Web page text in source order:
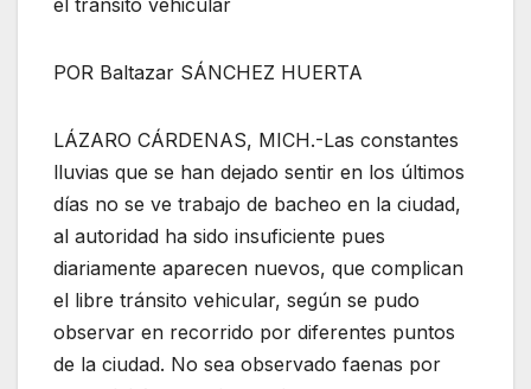
el tránsito vehicular
POR Baltazar SÁNCHEZ HUERTA
LÁZARO CÁRDENAS, MICH.-Las constantes
lluvias que se han dejado sentir en los últimos
días no se ve trabajo de bacheo en la ciudad,
al autoridad ha sido insuficiente pues
diariamente aparecen nuevos, que complican
el libre tránsito vehicular, según se pudo
observar en recorrido por diferentes puntos
de la ciudad. No sea observado faenas por